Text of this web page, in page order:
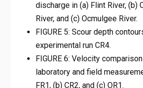
discharge in (a) Flint River, (b)
River, and (c) Ocmulgee River.
FIGURE 5: Scour depth
experimental run CR4.
FIGURE 6: Velocity
laboratory and field
FR1, (b) CR2, and (c) OR1.